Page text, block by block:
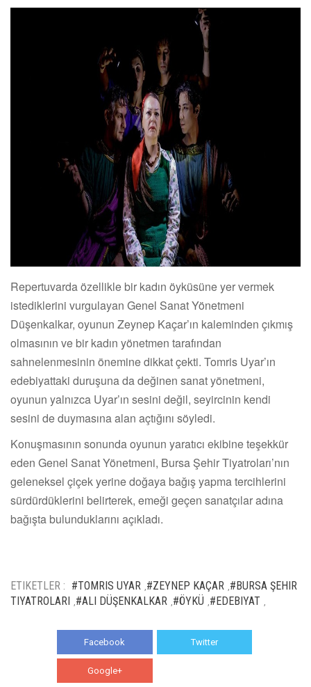
Repertuvarda özellikle bir kadın öyküsüne yer vermek
istediklerini vurgulayan Genel Sanat Yönetmeni
Düşenkalkar, oyunun Zeynep Kaçar’ın kaleminden çıkmış
olmasının ve bir kadın yönetmen tarafından
sahnelenmesinin önemine dikkat çekti. Tomris Uyar’ın
edebiyattaki duruşuna da değinen sanat yönetmeni,
oyunun yalnızca Uyar’ın sesini değil, seyircinin kendi
sesini de duymasına alan açtığını söyledi.
Konuşmasının sonunda oyunun yaratıcı ekibine teşekkür
eden Genel Sanat Yönetmeni, Bursa Şehir Tiyatroları’nın
geleneksel çiçek yerine doğaya bağış yapma tercihlerini
sürdürdüklerini belirterek, emeği geçen sanatçılar adına
bağışta bulunduklarını açıkladı.
ETIKETLER : #TOMRIS UYAR #ZEYNEP KAÇAR #BURSA ŞEHIR
TIYATROLARI #ALI DÜŞENKALKAR #ÖYKÜ #EDEBIYAT
Facebook Twitter
Google+